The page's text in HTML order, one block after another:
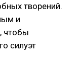
творений.
и
чтобы
силуэт